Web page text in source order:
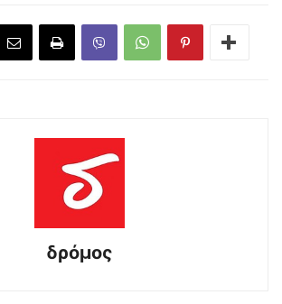
δρόμος